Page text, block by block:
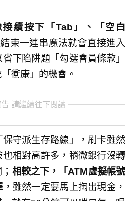
接續按下「Tab」、「空白
結束一連串魔法就會直接進入
下陷阱題「勾選會員條款」
衝康」的機會。
請繼續往下閱讀
守派生存路線」，刷卡雖然
相對高許多，稍微銀行沒轉
相較之下，「ATM虛擬帳號
，雖然一定要馬上掏出現金，